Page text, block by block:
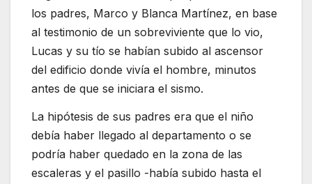
los padres, Marco y Blanca Martínez, en base
al testimonio de un sobreviviente que lo vio,
Lucas y su tío se habían subido al ascensor
del edificio donde vivía el hombre, minutos
antes de que se iniciara el sismo.
La hipótesis de sus padres era que el niño
debía haber llegado al departamento o se
podría haber quedado en la zona de las
escaleras y el pasillo -había subido hasta el